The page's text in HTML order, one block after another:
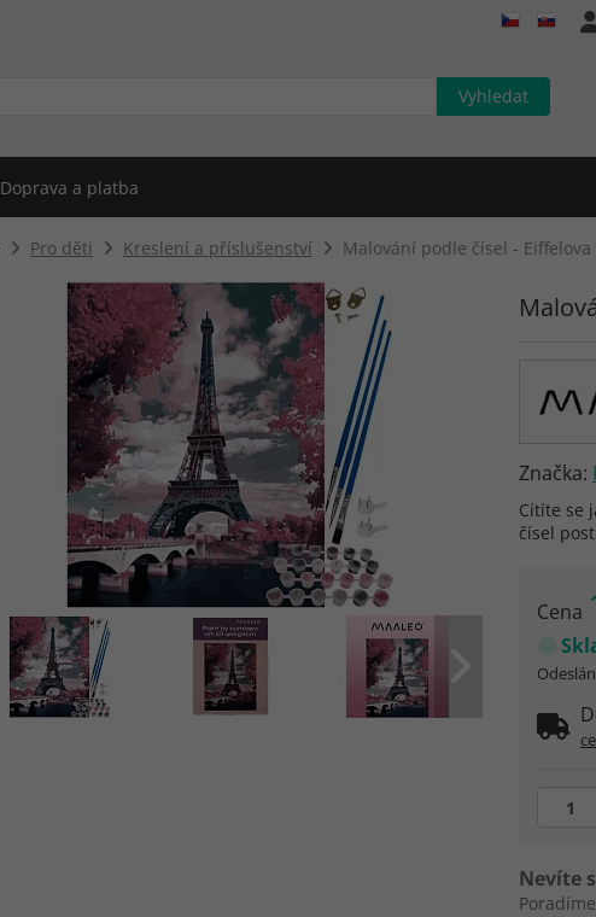
Doprava a platba
Pro děti Kreslení a příslušenství Malování podle čísel - Eiffelova
Značka:
Cítíte se
čísel
Cena
Nevíte